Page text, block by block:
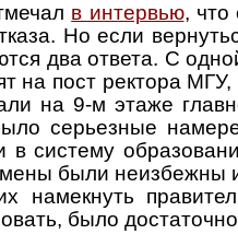
в интервью, что
Но если
два ответа. С
на пост ректора
на 9-м этаже
серьезные
в систему
были неизбежны
намекнуть
было